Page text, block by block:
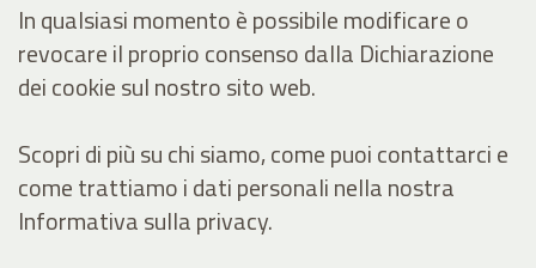
In qualsiasi momento è possibile modificare o
revocare il proprio consenso dalla Dichiarazione
dei cookie sul nostro sito web.
Scopri di più su chi siamo, come puoi contattarci e
come trattiamo i dati personali nella nostra
Informativa sulla privacy.